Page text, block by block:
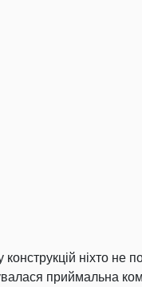
конструкцій ніхто не
приймальна